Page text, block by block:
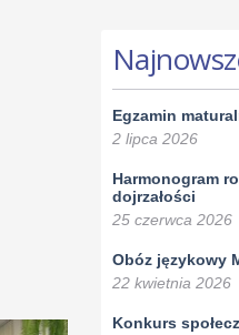
Egzamin
2 lipca 2026
Harmonogram
dojrzałości
25 czerwca 2026
Obóz językowy
22 kwietnia 2026
Konkurs